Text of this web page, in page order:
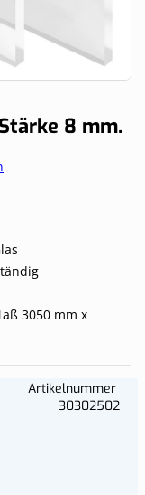
8 mm.
3050 mm x
Artikelnummer
30302502